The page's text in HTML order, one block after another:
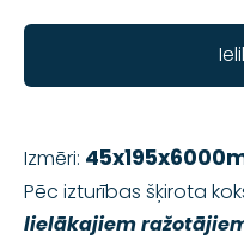
Izmēri:
Pēc izturības šķirota
lielākajiem